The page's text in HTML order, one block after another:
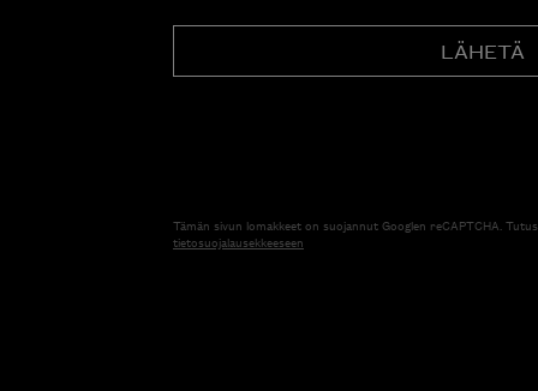
Tämän sivun lomakkeet on suojannut Googlen reCAPTCHA.
tietosuojalausekkeeseen